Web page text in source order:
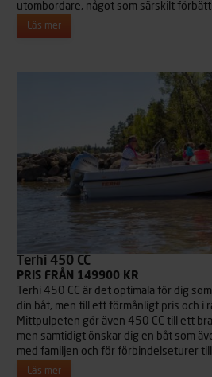
utombordare, något som särskilt
Läs mer
Terhi 450 CC
PRIS FRÅN 149900 KR
Terhi 450 CC är det optimala för dig
din båt, men till ett förmånligt pris och i
Mittpulpeten gör även 450 CC till ett
men samtidigt önskar dig en båt som
med familjen och för förbindelseturer
Läs mer